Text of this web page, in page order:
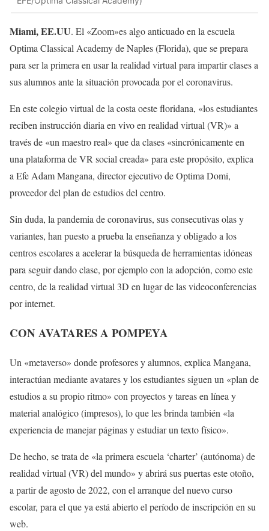
Miami, EE.UU. El «Zoom»es algo anticuado en la escuela
Optima Classical Academy de Naples (Florida), que se prepara
para ser la primera en usar la realidad virtual para impartir clases a
sus alumnos ante la situación provocada por el coronavirus.
En este colegio virtual de la costa oeste floridana, «los estudiantes
reciben instrucción diaria en vivo en realidad virtual (VR)» a
través de «un maestro real» que da clases «sincrónicamente en
una plataforma de VR social creada» para este propósito, explica
a Efe Adam Mangana, director ejecutivo de Optima Domi,
proveedor del plan de estudios del centro.
Sin duda, la pandemia de coronavirus, sus consecutivas olas y
variantes, han puesto a prueba la enseñanza y obligado a los
centros escolares a acelerar la búsqueda de herramientas idóneas
para seguir dando clase, por ejemplo con la adopción, como este
centro, de la realidad virtual 3D en lugar de las videoconferencias
por internet.
CON AVATARES A POMPEYA
Un «metaverso» donde profesores y alumnos, explica Mangana,
interactúan mediante avatares y los estudiantes siguen un «plan de
estudios a su propio ritmo» con proyectos y tareas en línea y
material analógico (impresos), lo que les brinda también «la
experiencia de manejar páginas y estudiar un texto físico».
De hecho, se trata de «la primera escuela ‘charter’ (autónoma) de
realidad virtual (VR) del mundo» y abrirá sus puertas este otoño,
a partir de agosto de 2022, con el arranque del nuevo curso
escolar, para el que ya está abierto el período de inscripción en su
web.